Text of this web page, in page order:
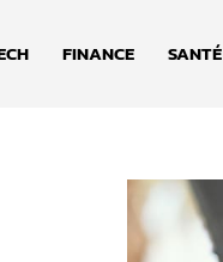
FINANCE SANTÉ